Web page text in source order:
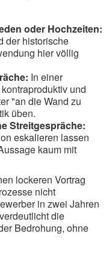
oder Hochzeiten:
der historische
hier völlig
In einer
und
"an die Wand zu
üben.
Streitgespräche:
eskalieren lassen
kaum mit
lockeren Vortrag
nicht
in zwei Jahren
die
Bedrohung, ohne